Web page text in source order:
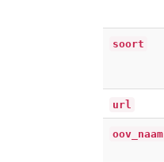
soort
url
oov_naam